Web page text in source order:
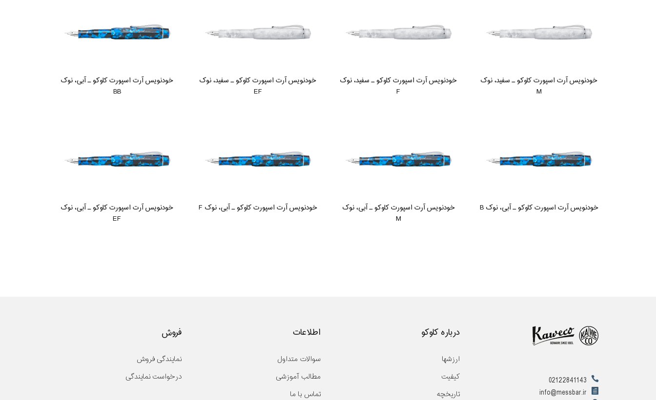
خودنویس آرت اسپورت کاوکو ـ سفید، نوک
M
خودنویس آرت اسپورت کاوکو ـ سفید، نوک
F
خودنویس آرت اسپورت کاوکو ـ سفید، نوک
EF
خودنویس آرت اسپورت کاوکو ـ آبی، نوک
BB
خودنویس آرت اسپورت کاوکو ـ آبی، نوک B
خودنویس آرت اسپورت کاوکو ـ آبی، نوک
M
خودنویس آرت اسپورت کاوکو ـ آبی، نوک F
خودنویس آرت اسپورت کاوکو ـ آبی، نوک
EF
02122841143
info@messbar.ir
درباره کاوکو
ارزشها
کیفیت
تاریخچه
اطلاعات
سوالات متداول
مطالب آموزشی
تماس با ما
فروش
نمایندگی فروش
درخواست نمایندگی